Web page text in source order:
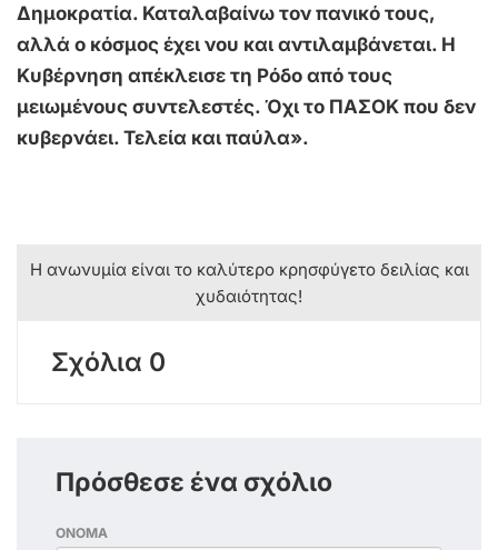
Δημοκρατία. Καταλαβαίνω τον πανικό τους,
αλλά ο κόσμος έχει νου και αντιλαμβάνεται. Η
Κυβέρνηση απέκλεισε τη Ρόδο από τους
μειωμένους συντελεστές. Όχι το ΠΑΣΟΚ που δεν
κυβερνάει. Τελεία και παύλα».
Η ανωνυμία είναι το καλύτερο κρησφύγετο δειλίας και
χυδαιότητας!
Σχόλια 0
Πρόσθεσε ένα σχόλιο
ΟΝΟΜΑ